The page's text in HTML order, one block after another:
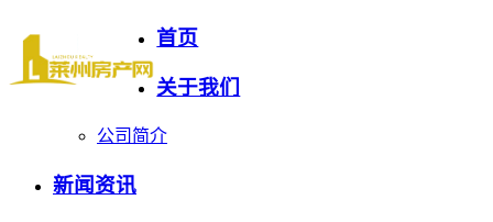
首页
关于我们
公司简介
新闻资讯